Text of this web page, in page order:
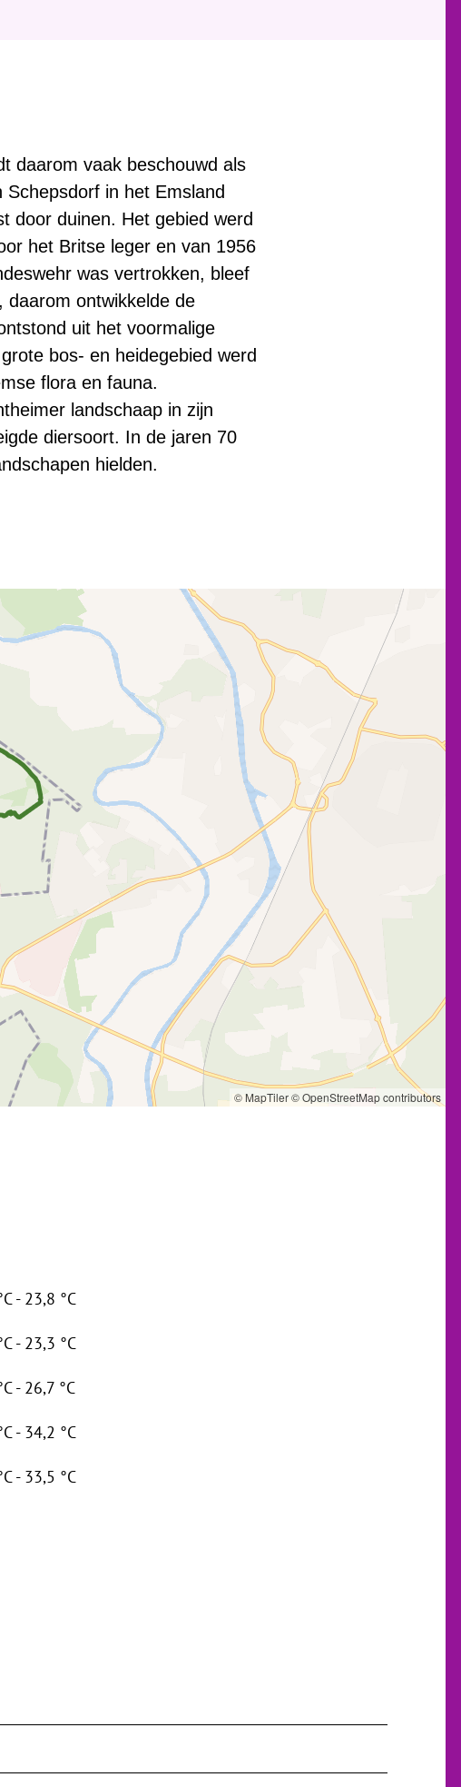
daarom vaak beschouwd als
in het Emsland
door duinen. Het gebied werd
het Britse leger en van 1956
was vertrokken, bleef
daarom ontwikkelde de
uit het voormalige
bos- en heidegebied werd
flora en fauna.
landschaap in zijn
diersoort. In de jaren 70
hielden.
© MapTiler© OpenStreetMap contributors
- 23,8 °C
- 23,3 °C
- 26,7 °C
- 34,2 °C
- 33,5 °C